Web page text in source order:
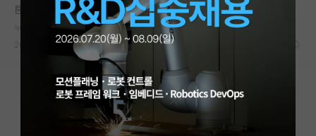
커뮤니티
커뮤니티 홈
전체글보기
베스트 게시판
튼튼한 알프레드 노벨
누적 신고가 50개 이상인 사용자입니다.
2024.09.08
41 8935